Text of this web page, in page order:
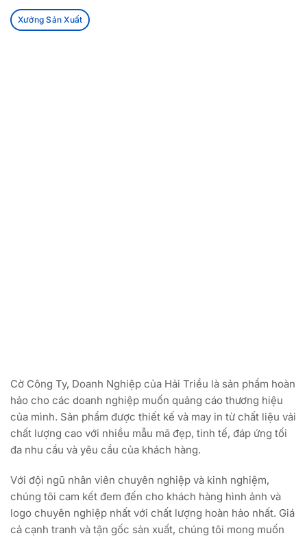
Xưởng Sản Xuất
Cờ Công Ty, Doanh Nghiệp của Hải Triều là sản phẩm hoàn
hảo cho các doanh nghiệp muốn quảng cáo thương hiệu
của mình. Sản phẩm được thiết kế và may in từ chất liệu vải
chất lượng cao với nhiều mẫu mã đẹp, tinh tế, đáp ứng tối
đa nhu cầu và yêu cầu của khách hàng.
Với đội ngũ nhân viên chuyên nghiệp và kinh nghiệm,
chúng tôi cam kết đem đến cho khách hàng hình ảnh và
logo chuyên nghiệp nhất với chất lượng hoàn hảo nhất. Giá
cả cạnh tranh và tận gốc sản xuất, chúng tôi mong muốn